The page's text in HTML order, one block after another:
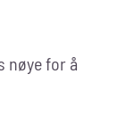
nøye for å